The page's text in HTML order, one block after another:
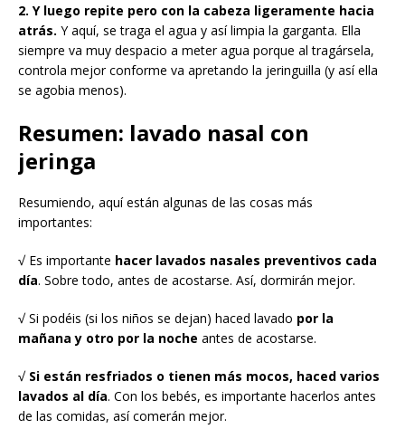
2. Y luego repite pero con la cabeza ligeramente hacia
atrás. Y aquí, se traga el agua y así limpia la garganta. Ella
siempre va muy despacio a meter agua porque al tragársela,
controla mejor conforme va apretando la jeringuilla (y así ella
se agobia menos).
Resumen: lavado nasal con
jeringa
Resumiendo, aquí están algunas de las cosas más
importantes:
√ Es importante hacer lavados nasales preventivos cada
día. Sobre todo, antes de acostarse. Así, dormirán mejor.
√ Si podéis (si los niños se dejan) haced lavado por la
mañana y otro por la noche antes de acostarse.
√ Si están resfriados o tienen más mocos, haced varios
lavados al día. Con los bebés, es importante hacerlos antes
de las comidas, así comerán mejor.